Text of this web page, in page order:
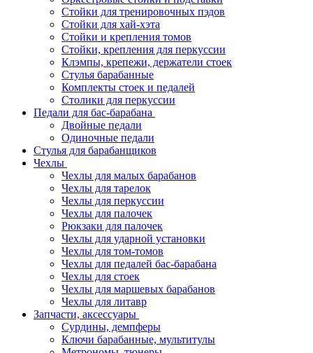
Стойки для тренировочных пэдов
Стойки для хай-хэта
Стойки и крепления томов
Стойки, крепления для перкуссии
Клэмпы, крепежи, держатели стоек
Стулья барабанные
Комплекты стоек и педалей
Столики для перкуссии
Педали для бас-барабана
Двойные педали
Одиночные педали
Стулья для барабанщиков
Чехлы
Чехлы для малых барабанов
Чехлы для тарелок
Чехлы для перкуссии
Чехлы для палочек
Рюкзаки для палочек
Чехлы для ударной установки
Чехлы для том-томов
Чехлы для педалей бас-барабана
Чехлы для стоек
Чехлы для маршевых барабанов
Чехлы для литавр
Запчасти, аксессуары
Сурдины, демпферы
Ключи барабанные, мультитулы